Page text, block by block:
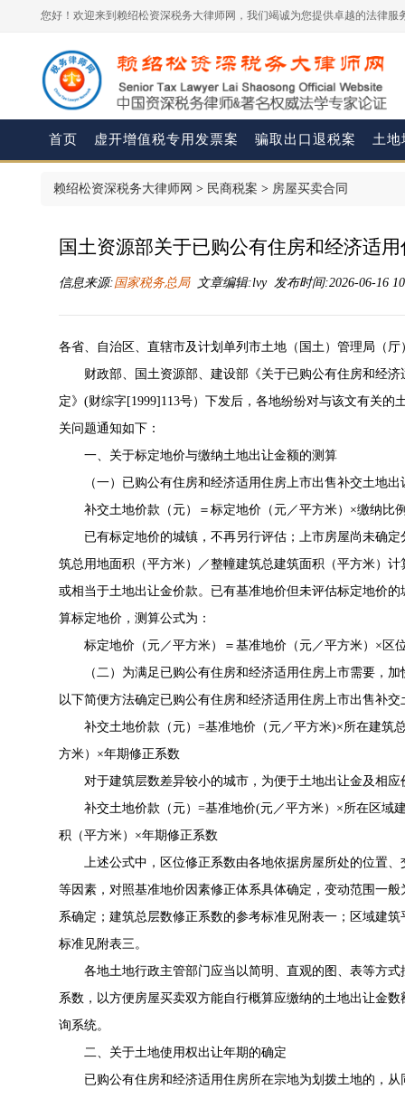
您好！欢迎来到赖绍松资深税务大律师网，我们竭诚为您提供卓越的法律服
首页 虚开增值税专用发票案 骗取出口退税案 土地
赖绍松资深税务大律师网 > 民商税案 > 房屋买卖合同
国土资源部关于已购公有住房和经济适
信息来源:国家税务总局文章编辑:lvy 发布时间:2026-06-16
各省、自治区、直辖市及计划单列市土地（国土）管理局（
财政部、国土资源部、建设部《关于已购公有住房和经济
定》(财综字[1999]113号）下发后，各地纷纷对与该文有关
关问题通知如下：
一、关于标定地价与缴纳土地出让金额的测算
（一）已购公有住房和经济适用住房上市出售补交土地出
补交土地价款（元）＝标定地价（元／平方米）×缴纳比
已有标定地价的城镇，不再另行评估；上市房屋尚未确定
筑总用地面积（平方米）／整幢建筑总建筑面积（平方米）
或相当于土地出让金价款。已有基准地价但未评估标定地价
算标定地价，测算公式为：
标定地价（元／平方米）＝基准地价（元／平方米）×区
（二）为满足已购公有住房和经济适用住房上市需要，加
以下简便方法确定已购公有住房和经济适用住房上市出售补
补交土地价款（元）=基准地价（元／平方米)×所在建筑
方米）×年期修正系数
对于建筑层数差异较小的城市，为便于土地出让金及相应
补交土地价款（元）=基准地价(元／平方米）×所在区域
积（平方米）×年期修正系数
上述公式中，区位修正系数由各地依据房屋所处的位置、
等因素，对照基准地价因素修正体系具体确定，变动范围一
系确定；建筑总层数修正系数的参考标准见附表一；区域建
标准见附表三。
各地土地行政主管部门应当以简明、直观的图、表等方式
系数，以方便房屋买卖双方能自行概算应缴纳的土地出让金
询系统。
二、关于土地使用权出让年期的确定
已购公有住房和经济适用住房所在宗地为划拨土地的，从